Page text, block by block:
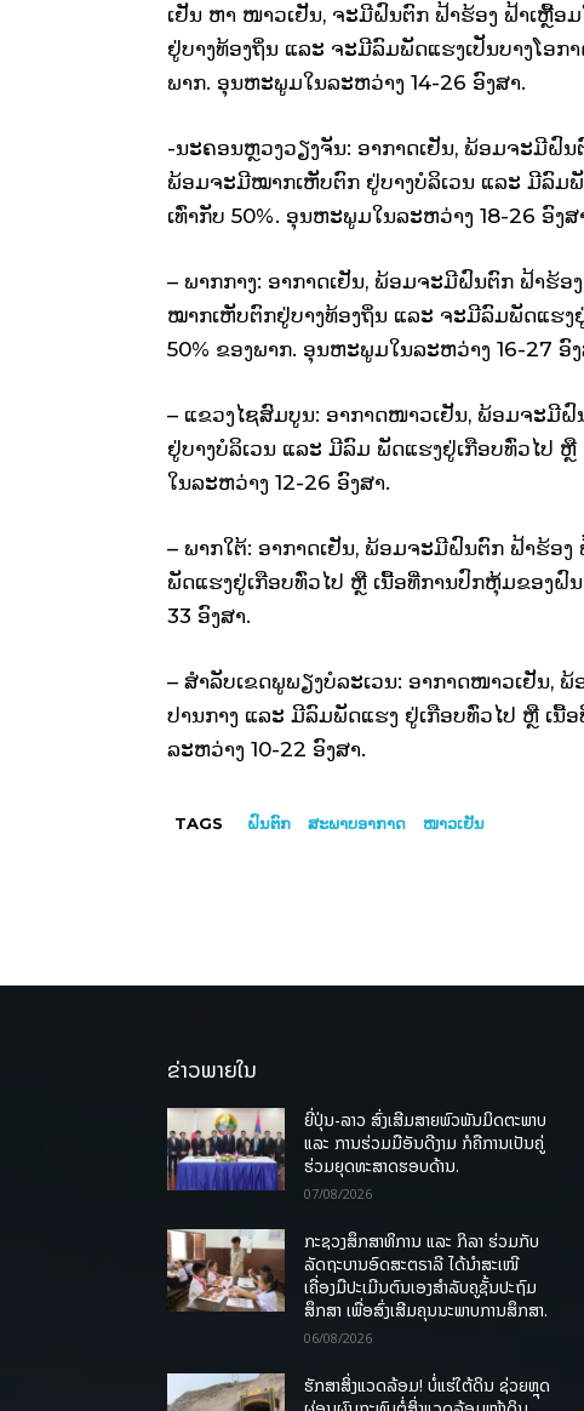
ເຢັນ ຫາ ໜາວເຢັນ, ຈະມີຝົນຕົກ ຟ້າຮ້ອງ ຟ້າເຫຼື້
ຢູ່ບາງທ້ອງຖິ່ນ ແລະ ຈະມີລົມພັດແຮງເປັນບາງໂອ
ພາກ. ອຸນຫະພູມໃນລະຫວ່າງ 14-26 ອົງສາ.
-ນະຄອນຫຼວງວຽງຈັນ: ອາກາດເຢັນ, ພ້ອມຈະມີຝົ
ພ້ອມຈະມີໝາກເຫັບຕົກ ຢູ່ບາງບໍລິເວນ ແລະ ມີລົມ
ເທົ່າກັບ 50%. ອຸນຫະພູມໃນລະຫວ່າງ 18-26 ອົງສ
– ພາກກາງ: ອາກາດເຢັນ, ພ້ອມຈະມີຝົນຕົກ ຟ້າຮ້
ໝາກເຫັບຕົກຢູ່ບາງທ້ອງຖິ່ນ ແລະ ຈະມີລົມພັດແຮງ
50% ຂອງພາກ. ອຸນຫະພູມໃນລະຫວ່າງ 16-27 ອົງ
– ແຂວງໄຊສົມບູນ: ອາກາດໜາວເຢັນ, ພ້ອມຈະມີ
ຢູ່ບາງບໍລິເວນ ແລະ ມີລົມ ພັດແຮງຢູ່ເກືອບທົ່ວໄປ
ໃນລະຫວ່າງ 12-26 ອົງສາ.
– ພາກໃຕ້: ອາກາດເຢັນ, ພ້ອມຈະມີຝົນຕົກ ຟ້າຮ້ອ
ພັດແຮງຢູ່ເກືອບທົ່ວໄປ ຫຼື ເນື້ອທີ່ການປົກຫຸ້ມຂອງຝົ
33 ອົງສາ.
– ສໍາລັບເຂດພູພຽງບໍລະເວນ: ອາກາດໜາວເຢັນ,
ປານກາງ ແລະ ມີລົມພັດແຮງ ຢູ່ເກືອບທົ່ວໄປ ຫຼື ເ
ລະຫວ່າງ 10-22 ອົງສາ.
TAGS ຝົນຕົກ ສະພາບອາກາດ ໜາວເຢັນ
ຂ່າວພາຍໃນ
ຍີ່ປຸ່ນ-ລາວ ສົ່ງເສີມສາຍພົວພັນມິດຕະພາບ
ແລະ ການຮ່ວມມືອັນດີງາມ ກໍຄືການເປັນຄູ່
ຮ່ວມຍຸດທະສາດຮອບດ້ານ.
07/08/2026
ກະຊວງສຶກສາທິການ ແລະ ກິລາ ຮ່ວມກັບ
ລັດຖະບານອົດສະຕຣາລີ ໄດ້ນຳສະເໜີ
ເຄື່ອງມືປະເມີນຕົນເອງສຳລັບຄູຊັ້ນປະຖົມ
ສຶກສາ ເພື່ອສົ່ງເສີມຄຸນນະພາບການສຶກສາ.
06/08/2026
ຮັກສາສິ່ງແວດລ້ອມ! ບໍ່ແຮ່ໃຕ້ດິນ ຊ່ວຍຫຼຸດ